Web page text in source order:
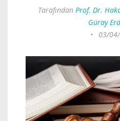
Tarafından Prof. Dr.
Güray
•
03/